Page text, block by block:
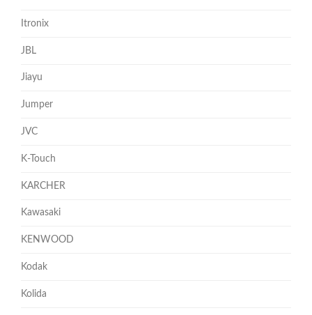
Itronix
JBL
Jiayu
Jumper
JVC
K-Touch
KARCHER
Kawasaki
KENWOOD
Kodak
Kolida